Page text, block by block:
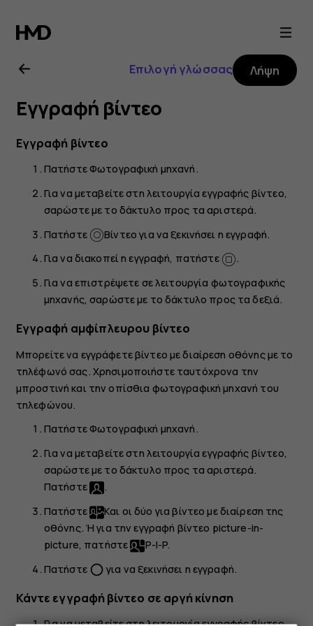
Οδηγίες
χρήσης
Nokia
8.1
Επιλογή γλώσσας Λήψη
Εγγραφή βίντεο
Εγγραφή βίντεο
ΠατήστεΦωτογραφική μηχανή.
Για να μεταβείτε στη λειτουργία εγγραφής βίντεο,
σαρώστε με το δάκτυλο προς τα αριστερά.
Πατήστε
Βίντεο για να ξεκινήσει η εγγραφή.
Για να διακοπεί η εγγραφή, πατήστε
.
Για να επιστρέψετε σε λειτουργία φωτογραφικής
μηχανής, σαρώστε με το δάκτυλο προς τα δεξιά.
Εγγραφή αμφίπλευρου βίντεο
Μπορείτε να εγγράφετε βίντεο με διαίρεση οθόνης με το
τηλέφωνό σας. Χρησιμοποιήστε ταυτόχρονα την
μπροστινή και την οπίσθια φωτογραφική μηχανή του
τηλεφώνου.
ΠατήστεΦωτογραφική μηχανή.
Για να μεταβείτε στη λειτουργία εγγραφής βίντεο,
σαρώστε με το δάκτυλο προς τα αριστερά.
Πατήστε
.
Πατήστε
Και οι δύο για βίντεο με διαίρεση της
οθόνης. Ή για την εγγραφή βίντεο picture-in-
picture, πατήστε
P-I-P.
Πατήστε panorama_fish_eye για να ξεκινήσει η εγγραφή.
Κάντε εγγραφή βίντεο σε αργή κίνηση